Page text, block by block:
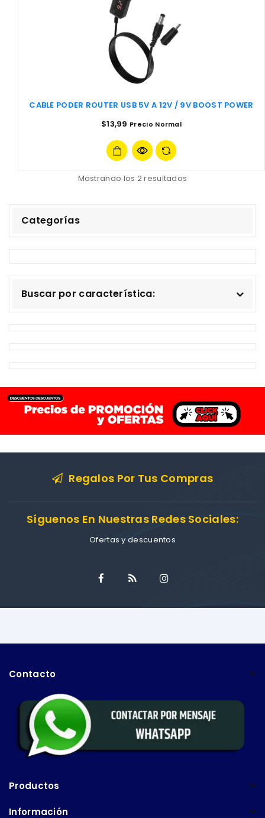
CABLE PODER ROUTER USB 5V A 12V / 9V BOOST POWER
$13,99 Precio Normal
Mostrando los 2 resultados
Categorías
Buscar por característica:
Regalos Por Tus Compras
Síguenos En Nuestras Redes Sociales:
Ofertas y descuentos
Contacto
Productos
Información